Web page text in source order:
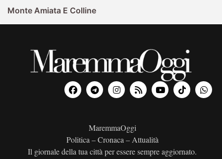
Monte Amiata E Colline
MaremmaOggi
Politica – Cronaca – Attualità
Il giornale della tua città per essere sempre aggiornato.